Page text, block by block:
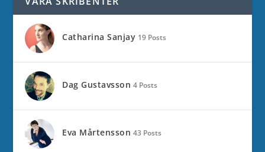
Catharina Sanjay 19 Posts
Dag Gustavsson 4 Posts
Eva Mårtensson 43 Posts